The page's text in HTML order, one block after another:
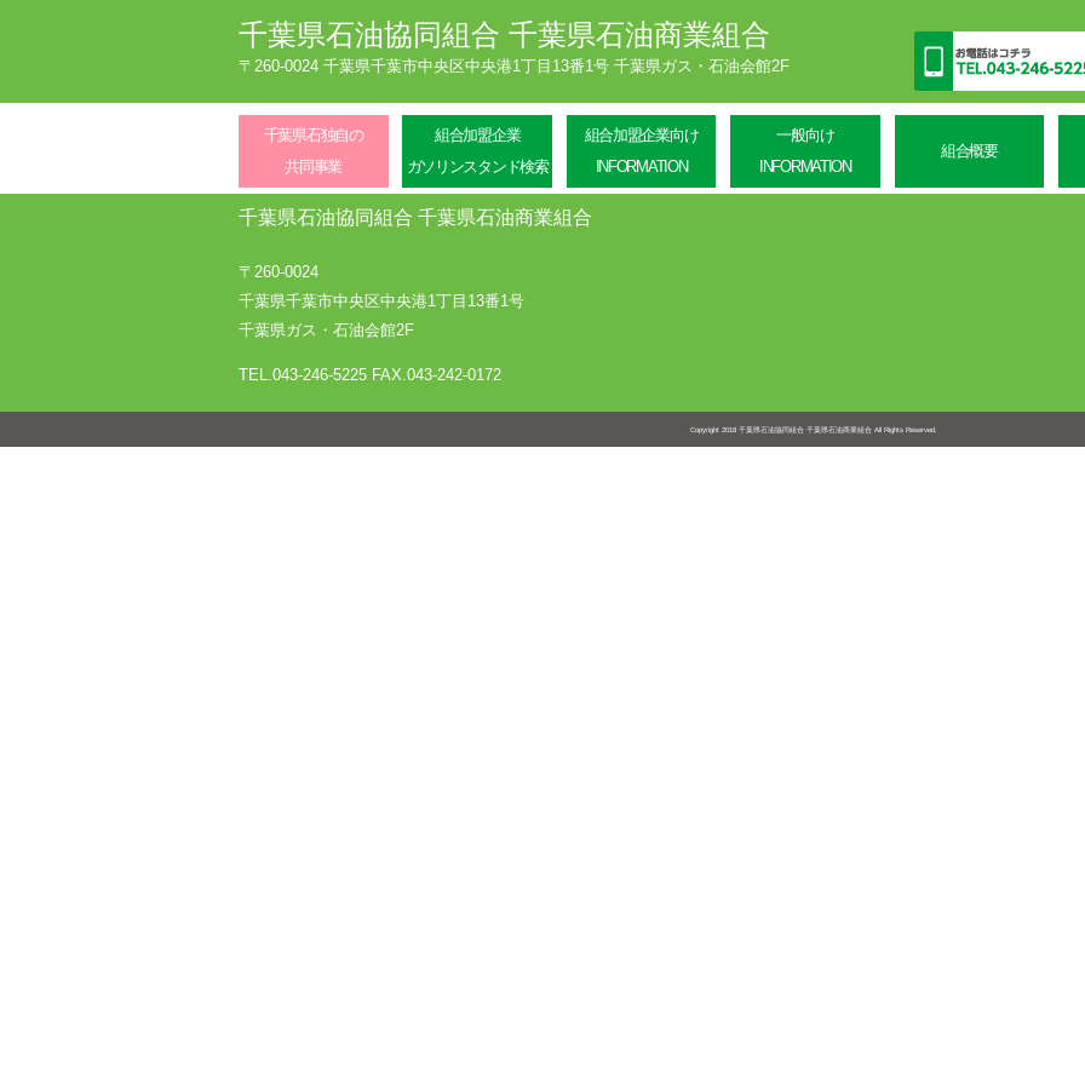
千葉県石油協同組合 千葉県石油商業組合
〒260-0024 千葉県千葉市中央区中央港1丁目13番1号 千葉県ガス・石油会館2F
千葉県石独自の
共同事業
組合加盟企業
ガソリンスタンド検索
組合加盟企業向け
INFORMATION
一般向け
INFORMATION
組合概要
千葉県石油協同組合 千葉県石油商業組合
〒260-0024
千葉県千葉市中央区中央港1丁目13番1号
千葉県ガス・石油会館2F
TEL.043-246-5225 FAX.043-242-0172
Copyright 2018 千葉県石油協同組合 千葉県石油商業組合 All Rights Reserved.